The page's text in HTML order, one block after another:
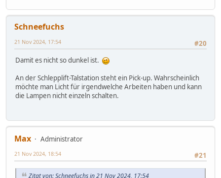
Schneefuchs
#20
21 Nov 2024, 17:54
Damit es nicht so dunkel ist.
An der Schlepplift-Talstation steht ein Pick-up. Wahrscheinlich
möchte man Licht für irgendwelche Arbeiten haben und kann
die Lampen nicht einzeln schalten.
Max
Administrator
#21
21 Nov 2024, 18:54
Zitat von: Schneefuchs in 21 Nov 2024, 17:54